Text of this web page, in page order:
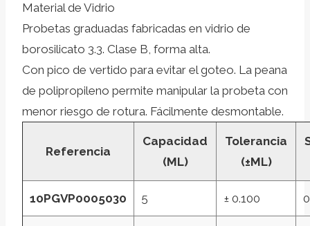
Material de Vidrio
Probetas graduadas fabricadas en vidrio de
borosilicato 3.3. Clase B, forma alta.
Con pico de vertido para evitar el goteo. La peana
de polipropileno permite manipular la probeta con
menor riesgo de rotura. Fácilmente desmontable.
Referencia
Capacidad
(ML)
Tolerancia
(±ML)
10PGVP0005030 5 ± 0.100